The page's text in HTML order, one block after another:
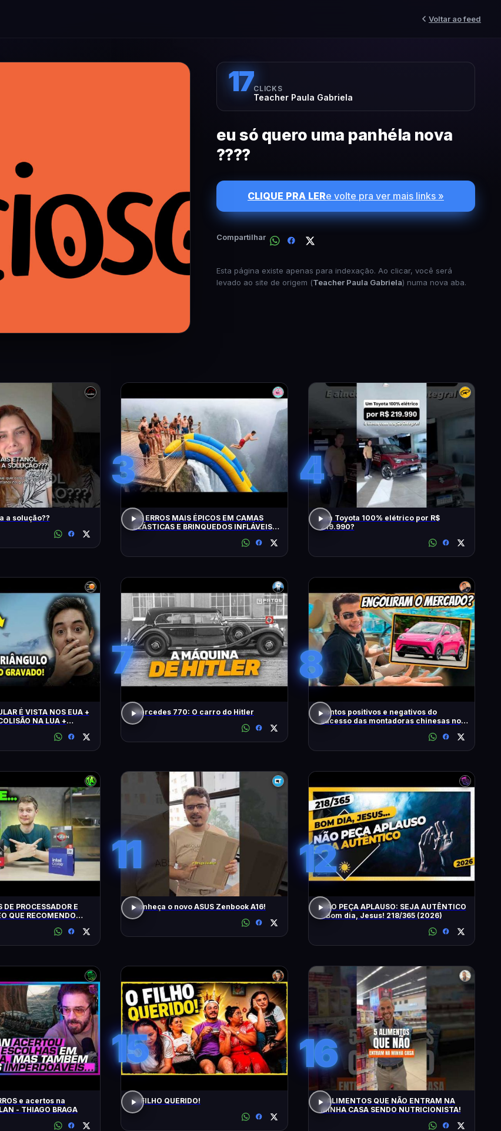
Voltar ao feed
17CLICKS
Teacher Paula Gabriela
eu só quero uma panhéla nova
????
CLIQUE PRA LERe volte pra ver mais links »
Compartilhar
Esta página existe apenas para indexação. Ao clicar, você será
levado ao site de origem (Teacher Paula Gabriela) numa nova aba.
a solução??
3
OS ERROS MAIS ÉPICOS EM CAMAS
ELÁSTICAS E BRINQUEDOS INFLÁVEIS
4
Um Toyota 100% elétrico por R$
219.990?
É VISTA NOS EUA +
NA LUA +
7
Mercedes 770: O carro do Hitler
8
Pontos positivos e negativos do
sucesso das montadoras chinesas no
PROCESSADOR E
QUE RECOMENDO
11
Conheça o novo ASUS Zenbook A16!
12
NÃO PEÇA APLAUSO: SEJA AUTÊNTICO
- Bom dia, Jesus! 218/365 (2026)
e acertos na
- THIAGO BRAGA
15
O FILHO QUERIDO!
16
5 ALIMENTOS QUE NÃO ENTRAM NA
MINHA CASA SENDO NUTRICIONISTA!